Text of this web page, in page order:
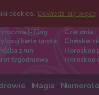
wróżby
I-Cing
kartę tarota
z run
tygodniowy
Czar dnia
Chińskie
Horoskop
Horoskop
Magia
cookies. Dowiedz się więcej